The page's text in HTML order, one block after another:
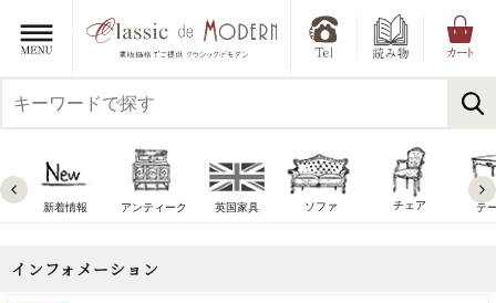
新着情報 アンティーク 英国家具 ソファ チェア テ